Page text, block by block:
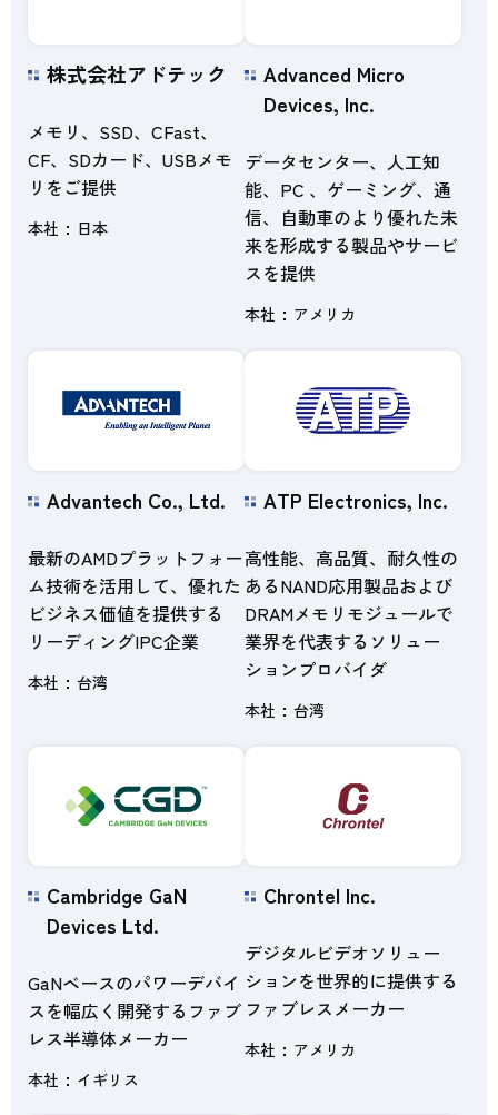
株式会社アドテック
本社 日本
メモリ、SSD、CFast、
CF、SDカード、USBメモ
リをご提供
Advanced Micro
Devices, Inc.
本社 アメリカ
データセンター、人工知
能、PC 、ゲーミング、通
信、自動車のより優れた未
来を形成する製品やサービ
スを提供
Advantech Co., Ltd.
本社 台湾
最新のAMDプラットフォー
ム技術を活用して、優れた
ビジネス価値を提供する
リーディングIPC企業
ATP Electronics, Inc.
本社 台湾
高性能、高品質、耐久性の
あるNAND応用製品および
DRAMメモリモジュールで
業界を代表するソリュー
ションプロバイダ
Cambridge GaN
Devices Ltd.
本社 イギリス
GaNベースのパワーデバイ
スを幅広く開発するファブ
レス半導体メーカー
Chrontel Inc.
本社 アメリカ
デジタルビデオソリュー
ションを世界的に提供する
ファブレスメーカー